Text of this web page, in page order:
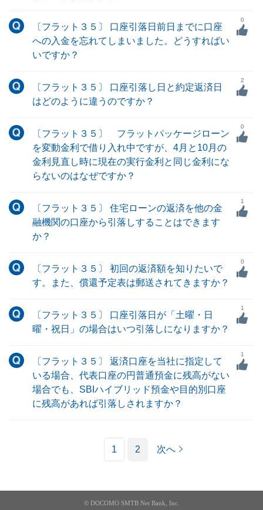
〔フラット３５〕 口座引落日前日までに口座
への入金を忘れてしまいました。どうすればい
いですか？
0
〔フラット３５〕 口座引落し日と約定返済日
はどのように違うのですか？
2
〔フラット３５〕 フラットパッケージローン
を変動金利で借り入れ中ですが、4月と10月の
金利見直し時に現在の実行金利と同じ金利にな
らないのはなぜですか？
0
〔フラット３５〕 住宅ローンの返済を他の金
融機関の口座から引落しすることはできます
か？
1
〔フラット３５〕 初回の返済額を知りたいで
す。また、償還予定表は郵送されてきますか？
0
〔フラット３５〕 口座引落日が「土曜・日
曜・祝日」の場合はいつ引落しになりますか？
1
〔フラット３５〕 返済口座を当社に指定して
いる場合、代表口座の円普通預金に残高がない
場合でも、SBIハイブリッド預金や目的別口座
に残高があれば引落しされますか？
1
1 2 次へ
© DOCOMO SMTB Net Bank, Inc.